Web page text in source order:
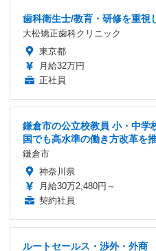
歯科衛生士/教育・研修を重視
大松矯正歯科クリニック
東京都
月給32万円
正社員
鎌倉市の公立校教員 小・中学
国でも高水準の働き方改革を
鎌倉市
神奈川県
月給30万2,480円～
契約社員
ルートセールス・渉外・外商